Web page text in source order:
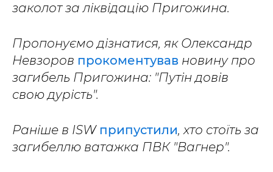
заколот за ліквідацію Пригожина.
Пропонуємо дізнатися, як Олександр
Невзоров прокоментував новину про
загибель Пригожина: "Путін довів
свою дурість".
Раніше в ISW припустили, хто стоїть за
загибеллю ватажка ПВК "Вагнер".